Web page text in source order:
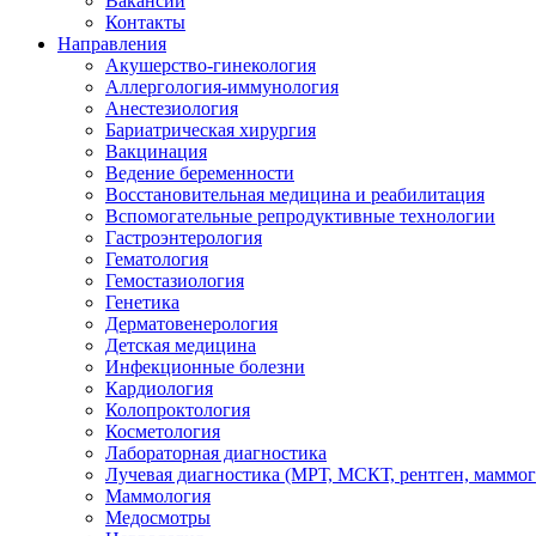
Контакты
Направления
Акушерство-гинекология
Аллергология-иммунология
Анестезиология
Бариатрическая хирургия
Вакцинация
Ведение беременности
Восстановительная медицина и реабилитация
Вспомогательные репродуктивные технологии
Гастроэнтерология
Гематология
Гемостазиология
Генетика
Дерматовенерология
Детская медицина
Инфекционные болезни
Кардиология
Колопроктология
Косметология
Лабораторная диагностика
Лучевая диагностика (МРТ, МСКТ, рентген,
Маммология
Медосмотры